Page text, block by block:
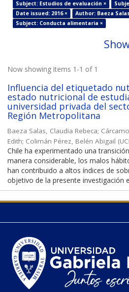
Subject: Estudios de evaluación ×
Date issued: 2016 ×
Author: Baeza
Subject: Conducta alimentaria ×
Now showing items 1-1 of 1
Influencia del etiquetado
estado nutricional de
universidad privada del
Región Metropolitana
Baeza Salas, Claudia Rebeca;
Edith; Colimán Pérez, Belén Abigail (
Chile ha experimentado una
manera considerable, los malos
han contribuido a altos índices de
objetivo de la presente investigación